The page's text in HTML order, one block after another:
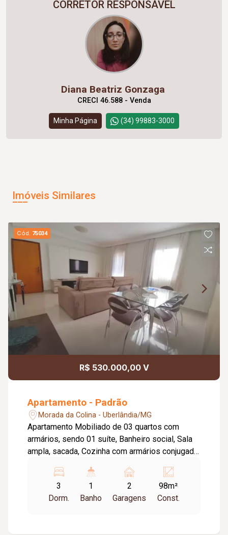
CORRETOR RESPONSÁVEL
Diana Beatriz Gonzaga
CRECI 46.588 - Venda
Minha Página (34) 99883-3000
Imóveis Similares
Cód. 75034
R$ 530.000,00 V
Apartamento - Padrão
Morada da Colina - Uberlândia/MG
Apartamento Mobiliado de 03 quartos com
armários, sendo 01 suíte, Banheiro social, Sala
ampla, sacada, Cozinha com armários conjugada
(soltas), Condomínio com gás canalizado.
3
Dorm.
1
Banho
2
Garagens
98m²
Const.